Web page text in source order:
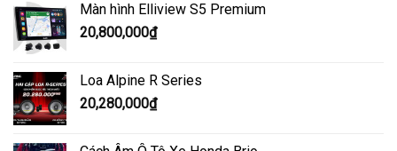
Màn hình Elliview S5 Premium
20,800,000₫
Loa Alpine R Series
20,280,000₫